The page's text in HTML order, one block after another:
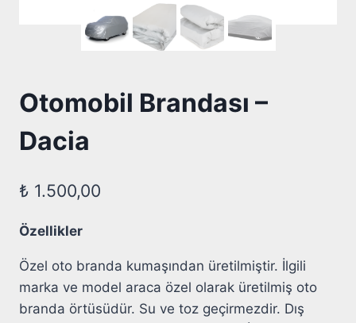
Otomobil Brandası –
Dacia
₺ 1.500,00
Özellikler
Özel oto branda kumaşından üretilmiştir. İlgili
marka ve model araca özel olarak üretilmiş oto
branda örtüsüdür. Su ve toz geçirmezdir. Dış